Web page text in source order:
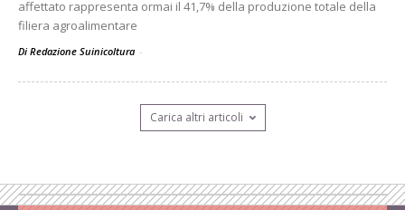
affettato rappresenta ormai il 41,7% della produzione totale della
filiera agroalimentare
Di Redazione Suinicoltura -
Carica altri articoli